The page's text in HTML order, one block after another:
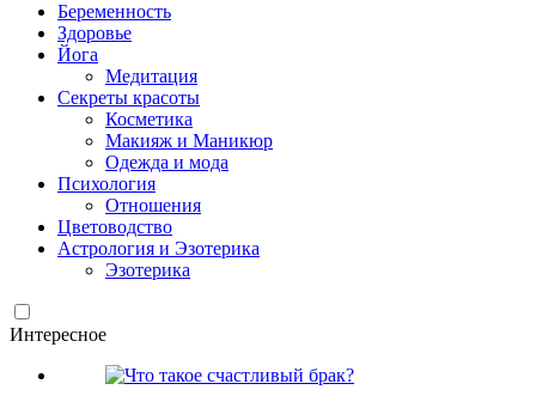
Беременность
Здоровье
Йога
Медитация
Секреты красоты
Косметика
Макияж и Маникюр
Одежда и мода
Психология
Отношения
Цветоводство
Астрология и Эзотерика
Эзотерика
Интересное